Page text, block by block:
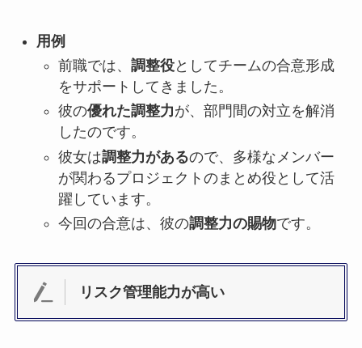
用例
前職では、 調整役としてチームの合意形成
をサポートしてきました。
彼の優れた調整力が、部門間の対立を解消
したのです。
彼女は調整力があるので、多様なメンバー
が関わるプロジェクトのまとめ役として活
躍しています。
今回の合意は、彼の調整力の賜物です。
リスク管理能力が高い